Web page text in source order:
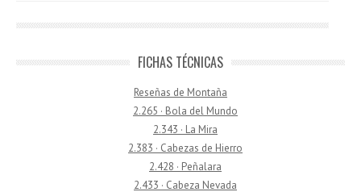
FICHAS TÉCNICAS
Reseñas de Montaña
2.265 · Bola del Mundo
2.343 · La Mira
2.383 · Cabezas de Hierro
2.428 · Peñalara
2.433 · Cabeza Nevada